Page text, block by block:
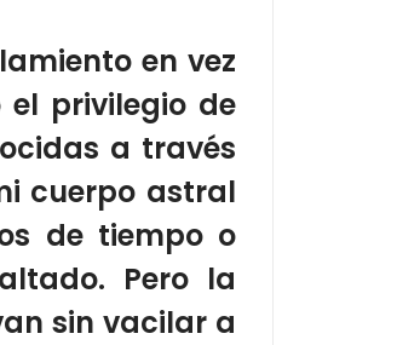
en vez
el privilegio de
a través
cuerpo astral
de tiempo o
Pero la
sin vacilar a